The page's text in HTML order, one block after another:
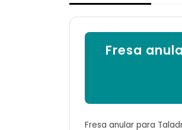
Fresa
Fresa anular para